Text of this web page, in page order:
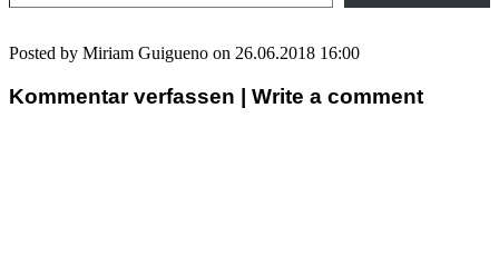
Posted by Miriam Guigueno on 26.06.2018 16:00
Kommentar verfassen | Write a comment